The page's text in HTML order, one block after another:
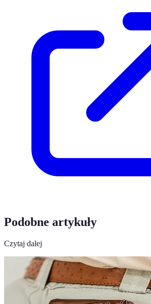
Podobne artykuły
Czytaj dalej